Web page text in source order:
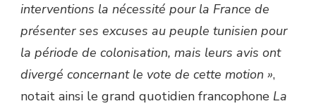
interventions la nécessité pour la France de
présenter ses excuses au peuple tunisien pour
la période de colonisation, mais leurs avis ont
divergé concernant le vote de cette motion »,
notait ainsi le grand quotidien francophone La